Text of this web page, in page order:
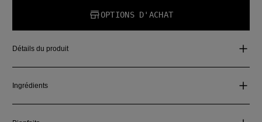
OPTIONS D'ACHAT
Détails du produit
Ingrédients